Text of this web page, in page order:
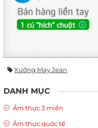
Xưởng May Jean
DANH MỤC
Ẩm thực 3 miền
Ẩm thực quốc tế